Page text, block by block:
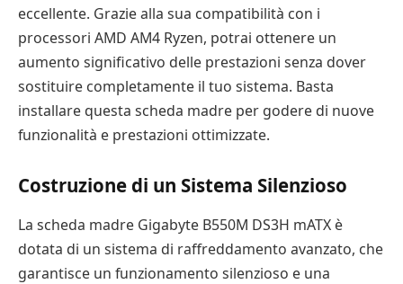
eccellente. Grazie alla sua compatibilità con i
processori AMD AM4 Ryzen, potrai ottenere un
aumento significativo delle prestazioni senza dover
sostituire completamente il tuo sistema. Basta
installare questa scheda madre per godere di nuove
funzionalità e prestazioni ottimizzate.
Costruzione di un Sistema Silenzioso
La scheda madre Gigabyte B550M DS3H mATX è
dotata di un sistema di raffreddamento avanzato, che
garantisce un funzionamento silenzioso e una